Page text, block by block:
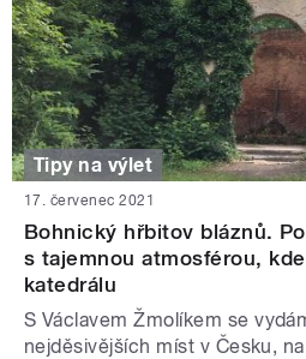
Tipy na výlet
17. červenec 2021
Bohnický hřbitov bláznů.
s tajemnou atmosférou,
katedrálu
S Václavem Žmolíkem se
nejděsivějších míst v Česku,